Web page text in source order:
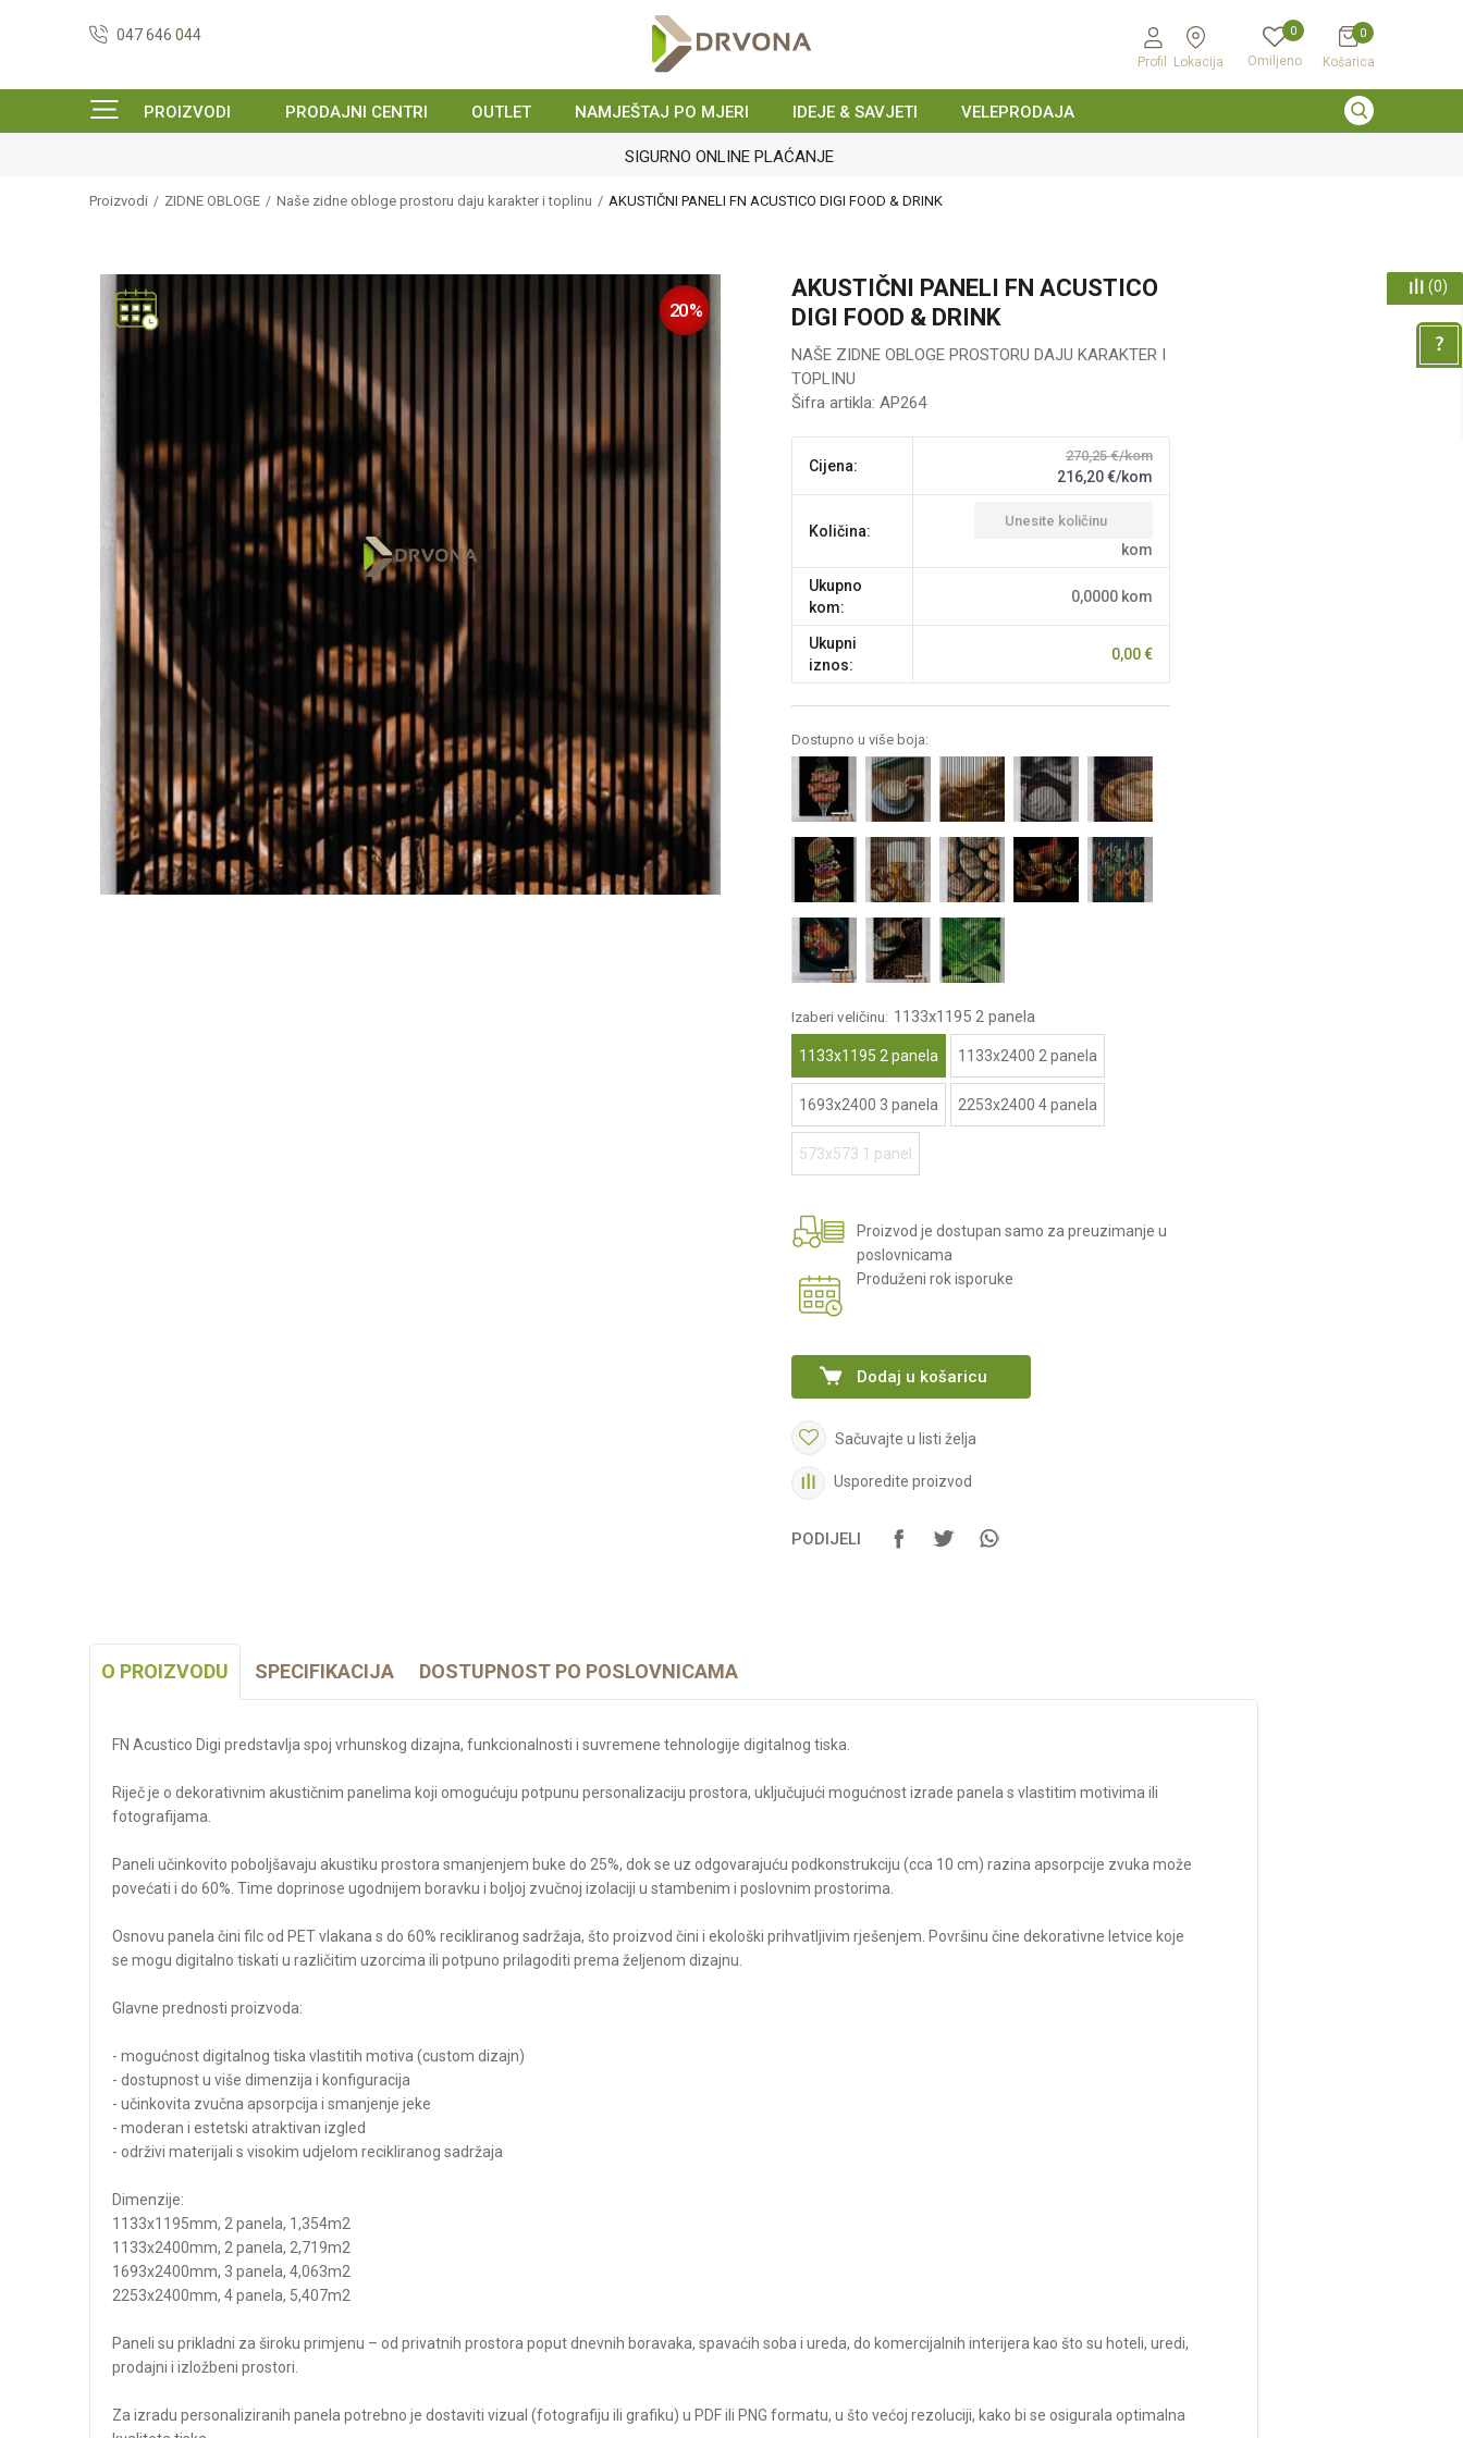
047 646 044
Profil Lokacija Omiljeno
0
Košarica
0
PROIZVODI PRODAJNI CENTRI OUTLET NAMJEŠTAJ PO MJERI IDEJE & SAVJETI VELEPRODAJA
Proizvodi ZIDNE OBLOGE Naše zidne obloge prostoru daju karakter i toplinu AKUSTIČNI PANELI FN ACUSTICO DIGI FOOD & DRINK
20%
AKUSTIČNI PANELI FN ACUSTICO
DIGI FOOD & DRINK
NAŠE ZIDNE OBLOGE PROSTORU DAJU KARAKTER I
TOPLINU
Šifra artikla: AP264
Cijena:
270,25 €/kom
216,20€/kom
Količina:
kom
Ukupno
kom:
0,0000 kom
Ukupni
iznos:
0,00€
Dostupno u više boja:
Izaberi veličinu: 1133x1195 2 panela
1133x1195 2 panela 1133x2400 2 panela
1693x2400 3 panela 2253x2400 4 panela
573x573 1 panel
Proizvod je dostupan samo za preuzimanje u
poslovnicama
Produženi rok isporuke
Dodaj u košaricu
Sačuvajte u listi želja
Usporedite proizvod
PODIJELI
O PROIZVODU SPECIFIKACIJA DOSTUPNOST PO POSLOVNICAMA
FN Acustico Digi predstavlja spoj vrhunskog dizajna, funkcionalnosti i suvremene tehnologije digitalnog tiska.
Riječ je o dekorativnim akustičnim panelima koji omogućuju potpunu personalizaciju prostora, uključujući mogućnost izrade panela s vlastitim motivima ili
fotografijama.
Paneli učinkovito poboljšavaju akustiku prostora smanjenjem buke do 25%, dok se uz odgovarajuću podkonstrukciju (cca 10 cm) razina apsorpcije zvuka može
povećati i do 60%. Time doprinose ugodnijem boravku i boljoj zvučnoj izolaciji u stambenim i poslovnim prostorima.
Osnovu panela čini filc od PET vlakana s do 60% recikliranog sadržaja, što proizvod čini i ekološki prihvatljivim rješenjem. Površinu čine dekorativne letvice koje
se mogu digitalno tiskati u različitim uzorcima ili potpuno prilagoditi prema željenom dizajnu.
Glavne prednosti proizvoda:
- mogućnost digitalnog tiska vlastitih motiva (custom dizajn)
- dostupnost u više dimenzija i konfiguracija
- učinkovita zvučna apsorpcija i smanjenje jeke
- moderan i estetski atraktivan izgled
- održivi materijali s visokim udjelom recikliranog sadržaja
Dimenzije:
1133x1195mm, 2 panela, 1,354m2
1133x2400mm, 2 panela, 2,719m2
1693x2400mm, 3 panela, 4,063m2
2253x2400mm, 4 panela, 5,407m2
Paneli su prikladni za široku primjenu – od privatnih prostora poput dnevnih boravaka, spavaćih soba i ureda, do komercijalnih interijera kao što su hoteli, uredi,
prodajni i izložbeni prostori.
Za izradu personaliziranih panela potrebno je dostaviti vizual (fotografiju ili grafiku) u PDF ili PNG formatu, u što većoj rezoluciji, kako bi se osigurala optimalna
(0)